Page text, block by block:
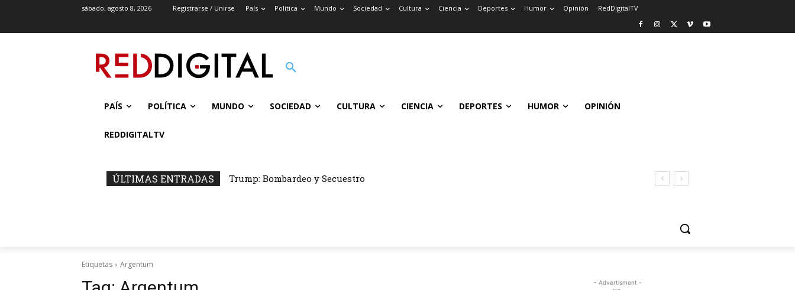
sábado, agosto 8, 2026 Registrarse / Unirse País Política Mundo Sociedad Cultura Ciencia Deportes Humor Opinión RedDigitalTV
PAÍS POLÍTICA MUNDO SOCIEDAD CULTURA CIENCIA DEPORTES HUMOR OPINIÓN
REDDIGITALTV
ÚLTIMAS ENTRADAS Trump: Bombardeo y Secuestro
El Matón del Barrio
Etiquetas Argentum
- Advertisment -